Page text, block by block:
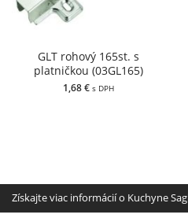
GLT rohový 165st. s
platničkou (03GL165)
1,68 € s DPH
Získajte viac informácií o Kuchyne